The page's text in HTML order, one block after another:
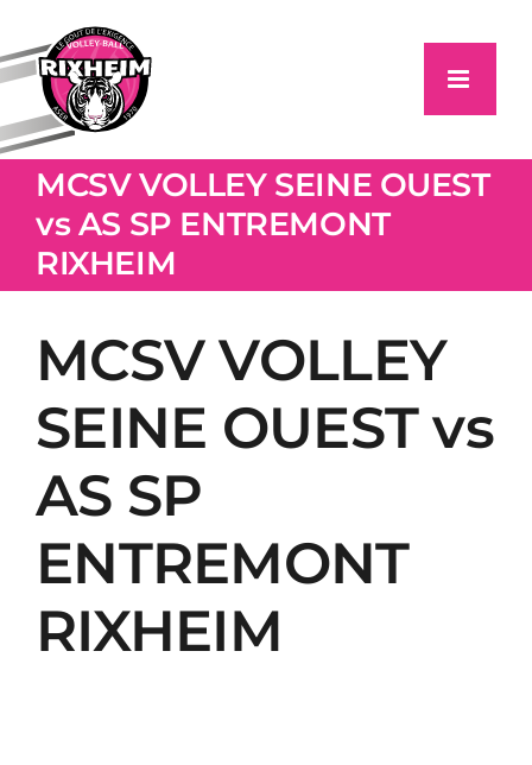
contenu
MCSV VOLLEY SEINE OUEST
vs AS SP ENTREMONT
RIXHEIM
MCSV VOLLEY
SEINE OUEST vs
AS SP
ENTREMONT
RIXHEIM